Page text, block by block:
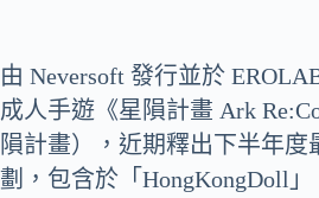
由 Neversoft 發行並於
成人手遊《星隕計畫 Ark
隕計畫），近期釋出下半年度
劃，包含於「HongKongDoll